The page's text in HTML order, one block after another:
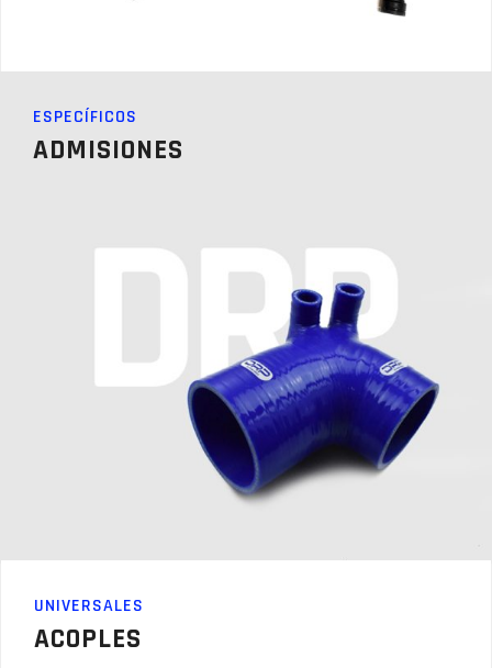
ESPECÍFICOS
ADMISIONES
UNIVERSALES
ACOPLES